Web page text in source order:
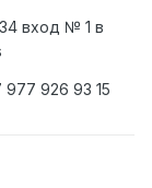
вход № 1 в
977 926 93 15